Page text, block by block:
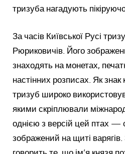
тризуба нагадують
За часів Київської Русі
Рюриковичів. Його
знаходять на монетах,
настінних розписах. Як знак
тризуб широко
якими скріплювали
однією з версій цей птах —
зображений на щиті